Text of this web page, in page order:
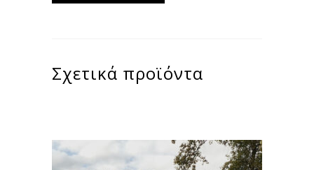
Σχετικά προϊόντα